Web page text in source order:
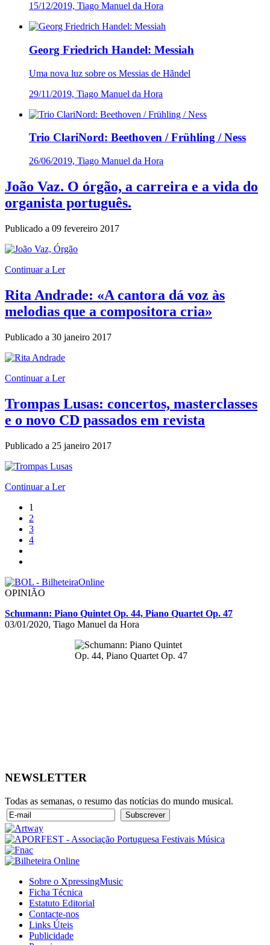
15/12/2019, Tiago Manuel da Hora
Georg Friedrich Handel: Messiah
Uma nova luz sobre os Messias de Hãndel
29/11/2019, Tiago Manuel da Hora
Trio ClariNord: Beethoven / Frühling / Ness
26/06/2019, Tiago Manuel da Hora
João Vaz. O órgão, a carreira e a vida do
organista português.
Publicado a 09 fevereiro 2017
Continuar a Ler
Rita Andrade: «A cantora dá voz às
melodias que a compositora cria»
Publicado a 30 janeiro 2017
Continuar a Ler
Trompas Lusas: concertos, masterclasses
e o novo CD passados em revista
Publicado a 25 janeiro 2017
Continuar a Ler
1
2
3
4
OPINIÃO
Schumann: Piano Quintet Op. 44, Piano Quartet Op. 47
03/01/2020, Tiago Manuel da Hora
NEWSLETTER
Todas as semanas, o resumo das notícias do mundo musical.
Sobre o XpressingMusic
Ficha Técnica
Estatuto Editorial
Contacte-nos
Links Úteis
Publicidade